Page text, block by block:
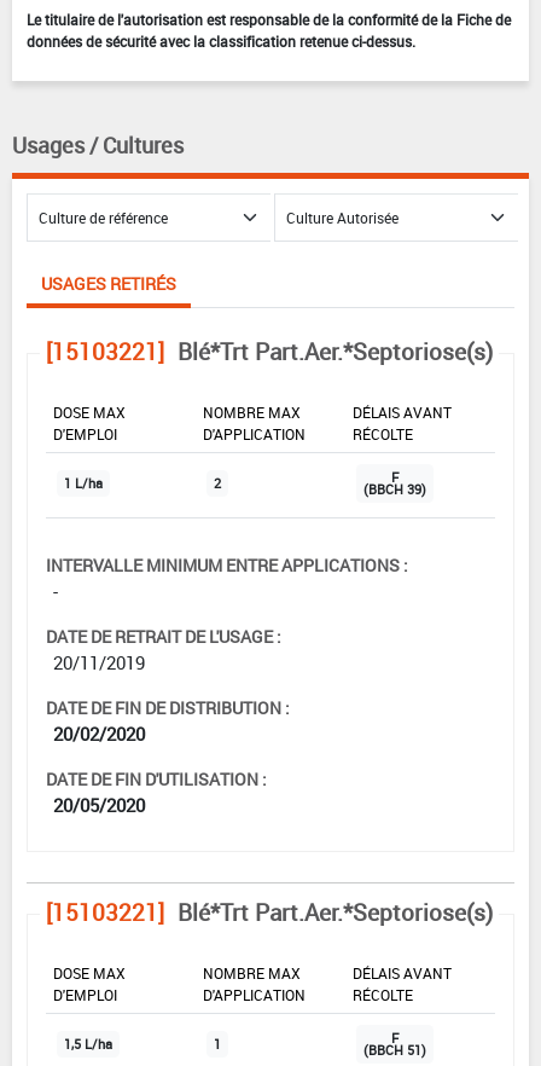
Le titulaire de l'autorisation est responsable de la conformité de la Fiche de
données de sécurité avec la classification retenue ci-dessus.
Usages / Cultures
USAGES RETIRÉS
[15103221] Blé*Trt Part.Aer.*Septoriose(s)
DOSE MAX
D'EMPLOI
NOMBRE MAX
D'APPLICATION
DÉLAIS AVANT
RÉCOLTE
1 L/ha 2 F
(BBCH 39)
INTERVALLE MINIMUM ENTRE APPLICATIONS :
-
DATE DE RETRAIT DE L'USAGE :
20/11/2019
DATE DE FIN DE DISTRIBUTION :
20/02/2020
DATE DE FIN D'UTILISATION :
20/05/2020
[15103221] Blé*Trt Part.Aer.*Septoriose(s)
DOSE MAX
D'EMPLOI
NOMBRE MAX
D'APPLICATION
DÉLAIS AVANT
RÉCOLTE
1,5 L/ha 1 F
(BBCH 51)